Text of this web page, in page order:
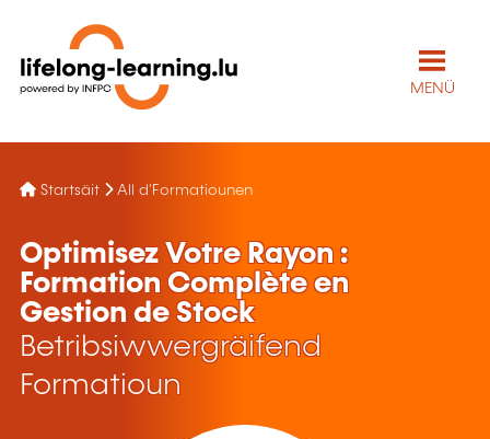
MENÜ
Startsäit All d'Formatiounen
Optimisez Votre Rayon :
Formation Complète en
Gestion de Stock
Betribsiwwergräifend
Formatioun